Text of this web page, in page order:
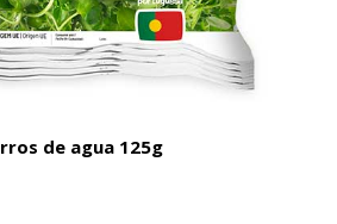
de agua 125g